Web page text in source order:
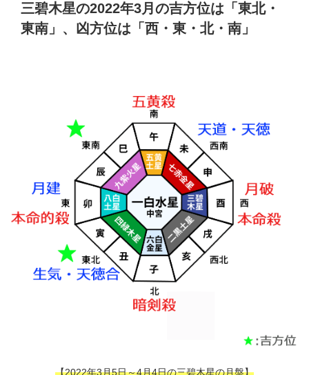
三碧木星の2022年3月の吉方位は「東北・
東南」、凶方位は「西・東・北・南」
【2022年3月5日～4月4日の三碧木星の月盤】